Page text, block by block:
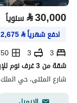
⃁30,000 سنوياً
ادفع شهرياً⃁
2,675
3
3
شقة من 3 غرف نوم للإيجار في الشوقية، مكة
شارع المثنى، حي